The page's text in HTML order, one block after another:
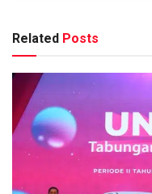
Related Posts